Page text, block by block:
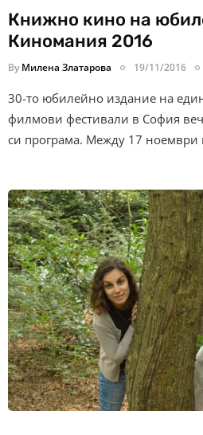
Книжно кино на
Киномания 2016
By Милена Златарова 19/11/2016
30-то юбилейно издание на
филмови фестивали в София
си програма. Между 17